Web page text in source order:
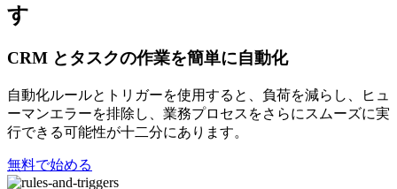
す
CRM とタスクの作業を簡単に自動化
自動化ルールとトリガーを使用すると、負荷を減らし、ヒュ
ーマンエラーを排除し、業務プロセスをさらにスムーズに実
行できる可能性が十二分にあります。
無料で始める